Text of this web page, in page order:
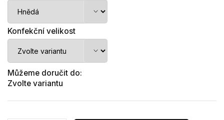
Konfekční velikost
Můžeme doručit do:
Zvolte variantu